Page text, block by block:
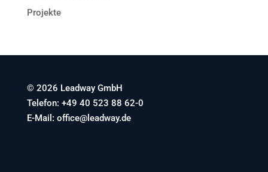
Projekte
© 2026 Leadway GmbH
Telefon: +49 40 523 88 62-0
E-Mail: office@leadway.de